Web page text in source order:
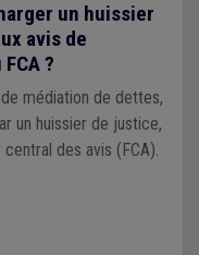
un huissier
avis de
?
médiation de dettes,
un huissier de justice,
des avis (FCA).